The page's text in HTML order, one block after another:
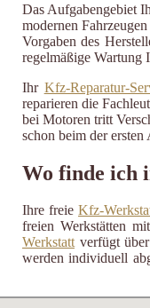
Das Aufgabengebiet
modernen
Vorgaben des
regelmäßige Wartung
Ihr Kfz-Reparatur-
reparieren die
bei Motoren tritt
schon beim der
Wo finde ich
Ihre freie Kfz-
freien Werkstätten
Werkstattverfügt über
werden individuell